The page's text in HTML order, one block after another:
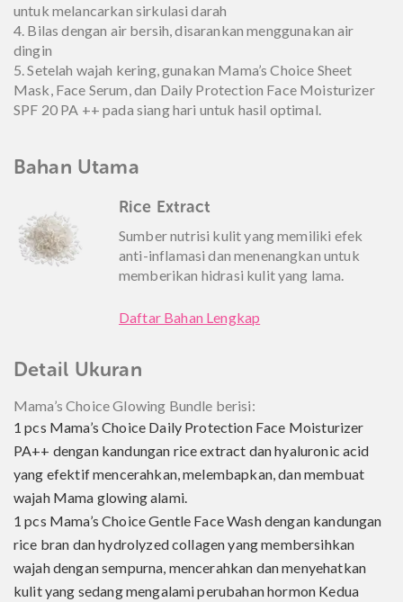
untuk melancarkan sirkulasi darah
4. Bilas dengan air bersih, disarankan menggunakan air
dingin
5. Setelah wajah kering, gunakan Mama’s Choice Sheet
Mask, Face Serum, dan Daily Protection Face Moisturizer
SPF 20 PA ++ pada siang hari untuk hasil optimal.
Bahan Utama
Rice Extract
Sumber nutrisi kulit yang memiliki efek
anti-inflamasi dan menenangkan untuk
memberikan hidrasi kulit yang lama.
Daftar Bahan Lengkap
Detail Ukuran
Mama’s Choice Glowing Bundle berisi:
1 pcs Mama’s Choice Daily Protection Face Moisturizer
PA++ dengan kandungan rice extract dan hyaluronic acid
yang efektif mencerahkan, melembapkan, dan membuat
wajah Mama glowing alami.
1 pcs Mama’s Choice Gentle Face Wash dengan kandungan
rice bran dan hydrolyzed collagen yang membersihkan
wajah dengan sempurna, mencerahkan dan menyehatkan
kulit yang sedang mengalami perubahan hormon Kedua